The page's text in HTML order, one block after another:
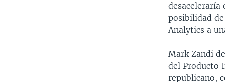
posibilidad
Analytics a
Mark Zandi
del Producto
republicano,